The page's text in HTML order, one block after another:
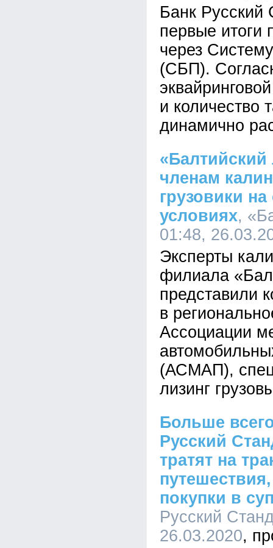
Банк Русский
первые итоги
через
(СБП).
и количество
динамично
«Балтийский
членам
грузовики
условиях,
01:48,
Эксперты
филиала
представили
в
Ассоциации
(АСМАП),
лизинг
Больше
Русский
тратят на
покупки в
Русский
26.03.2020